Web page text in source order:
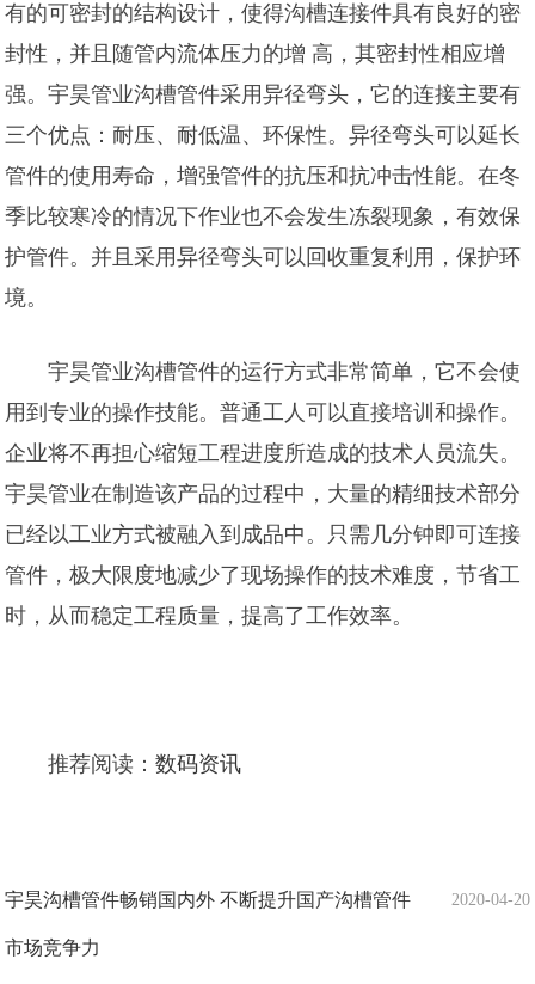
有的可密封的结构设计，使得沟槽连接件具有良好的密
封性，并且随管内流体压力的增 高，其密封性相应增
强。宇昊管业沟槽管件采用异径弯头，它的连接主要有
三个优点：耐压、耐低温、环保性。异径弯头可以延长
管件的使用寿命，增强管件的抗压和抗冲击性能。在冬
季比较寒冷的情况下作业也不会发生冻裂现象，有效保
护管件。并且采用异径弯头可以回收重复利用，保护环
境。
宇昊管业沟槽管件的运行方式非常简单，它不会使
用到专业的操作技能。普通工人可以直接培训和操作。
企业将不再担心缩短工程进度所造成的技术人员流失。
宇昊管业在制造该产品的过程中，大量的精细技术部分
已经以工业方式被融入到成品中。只需几分钟即可连接
管件，极大限度地减少了现场操作的技术难度，节省工
时，从而稳定工程质量，提高了工作效率。
推荐阅读：数码资讯
2020-04-20
宇昊沟槽管件畅销国内外 不断提升国产沟槽管件
市场竞争力